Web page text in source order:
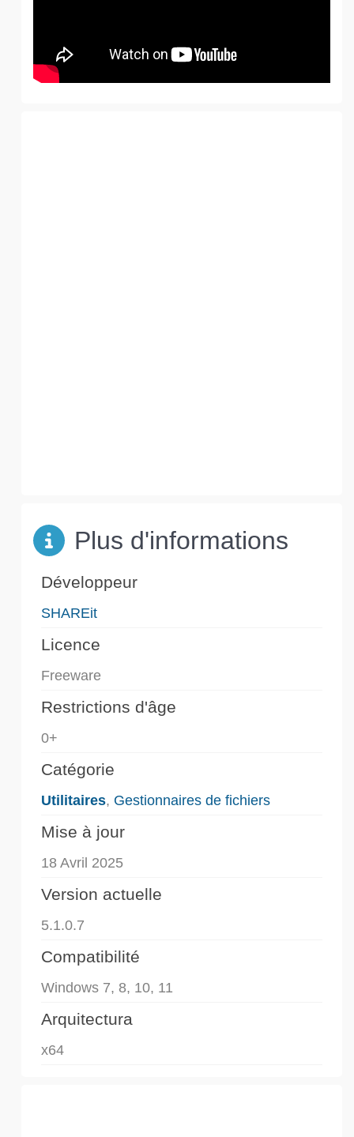
Plus d'informations
Développeur
SHAREit
Licence
Freeware
Restrictions d'âge
0+
Catégorie
Utilitaires, Gestionnaires de fichiers
Mise à jour
18 Avril 2025
Version actuelle
5.1.0.7
Compatibilité
Windows 7, 8, 10, 11
Arquitectura
x64